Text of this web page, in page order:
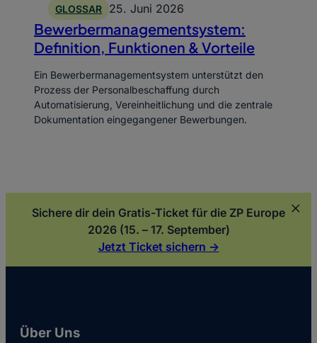
GLOSSAR 25. Juni 2026
Bewerbermanagementsystem:
Definition, Funktionen & Vorteile
Ein Bewerbermanagementsystem unterstützt den
Prozess der Personalbeschaffung durch
Automatisierung, Vereinheitlichung und die zentrale
Dokumentation eingegangener Bewerbungen.
Sichere dir dein Gratis-Ticket für die ZP Europe
2026 (15. – 17. September)
Jetzt Ticket sichern ->
Über Uns